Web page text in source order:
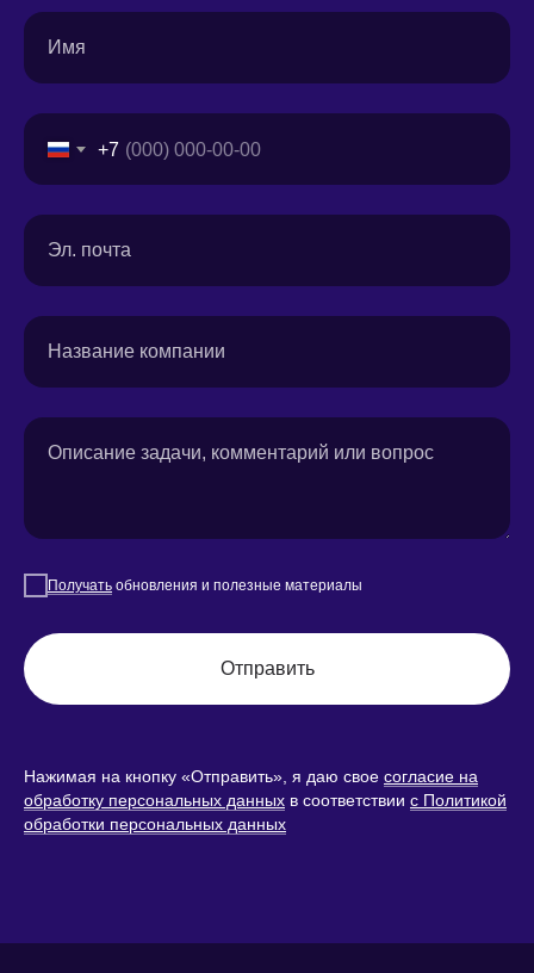
Имя
+7
Эл. почта
Название компании
Описание задачи, комментарий или вопрос
Получать обновления и полезные материалы
Отправить
Нажимая на кнопку «Отправить», я даю свое согласие на
обработку персональных данных в соответствии с Политикой
обработки персональных данных